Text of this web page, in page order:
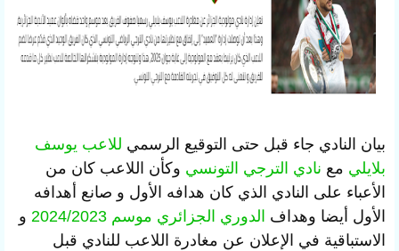
بيان النادي جاء قبل حتى التوقيع الرسمي للاعب يوسف
بلايلي مع نادي الترجي التونسي وكأن اللاعب كان من
الأعباء على النادي الذي كان هدافه الأول و صانع أهدافه
الأول أيضا وهداف الدوري الجزائري موسم 2024/2023
و
الاستباقية في الإعلان عن مغادرة اللاعب للنادي قبل